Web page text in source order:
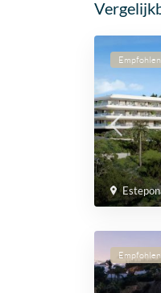
Empfohlen
Empfohlen